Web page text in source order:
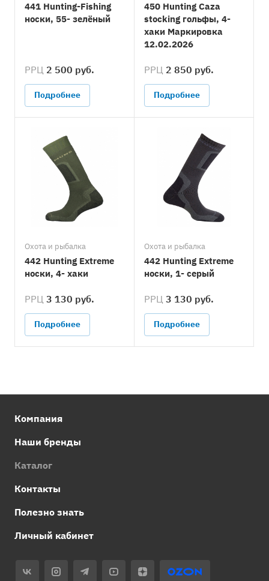
441 Hunting-Fishing
носки, 55- зелёный
РРЦ 2 500 руб.
Подробнее
450 Hunting Caza
stocking гольфы, 4-
хаки Маркировка
12.02.2026
РРЦ 2 850 руб.
Подробнее
Охота и рыбалка
442 Hunting Extreme
носки, 4- хаки
РРЦ 3 130 руб.
Подробнее
Охота и рыбалка
442 Hunting Extreme
носки, 1- серый
РРЦ 3 130 руб.
Подробнее
Компания
Наши бренды
Каталог
Контакты
Полезно знать
Личный кабинет